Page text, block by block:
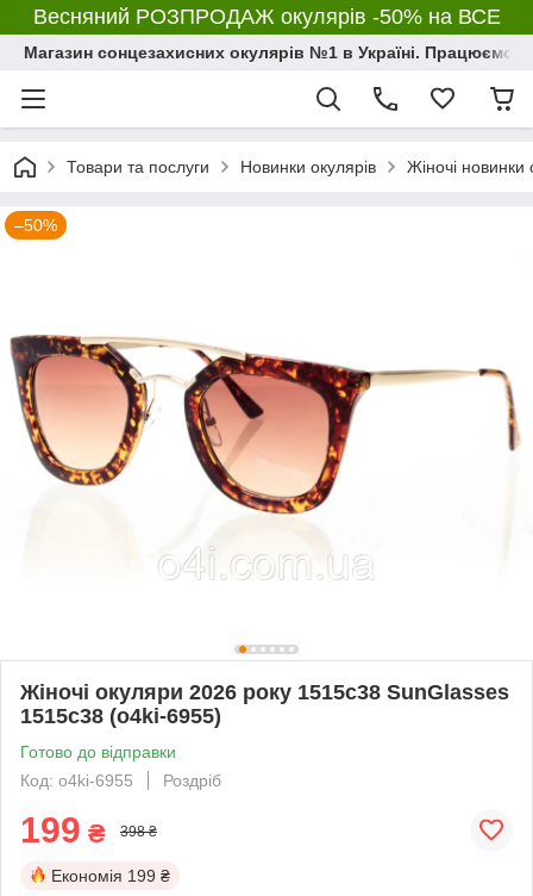
Весняний РОЗПРОДАЖ окулярів -50% на ВСЕ
Магазин сонцезахисних окулярів №1 в Україні. Працюємо з
Товари та послуги Новинки окулярів Жіночі новинки
–50%
Жіночі окуляри 2026 року 1515c38 SunGlasses
1515c38 (o4ki-6955)
Готово до відправки
Код: o4ki-6955
Роздріб
199 ₴ 398 ₴
Економія 199 ₴